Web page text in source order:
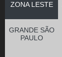
ZONA LESTE
GRANDE SÃO
PAULO